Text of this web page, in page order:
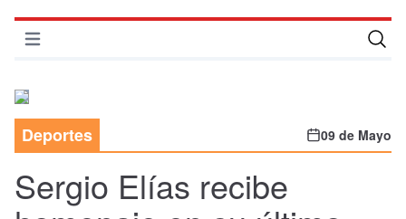
Abrir menú
Deportes
Economía
Deportes 09 de Mayo
Sergio Elías recibe